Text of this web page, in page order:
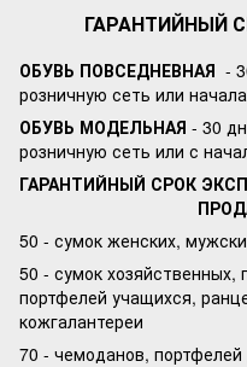
ГАРАНТИЙНЫЙ
ОБУВЬ ПОВСЕДНЕВНАЯ -
розничную сеть или
ОБУВЬ МОДЕЛЬНАЯ - 30
розничную сеть или с
ГАРАНТИЙНЫЙ СРОК
50 - сумок женских,
50 - сумок
портфелей учащихся,
кожгалантереи
70 - чемоданов,